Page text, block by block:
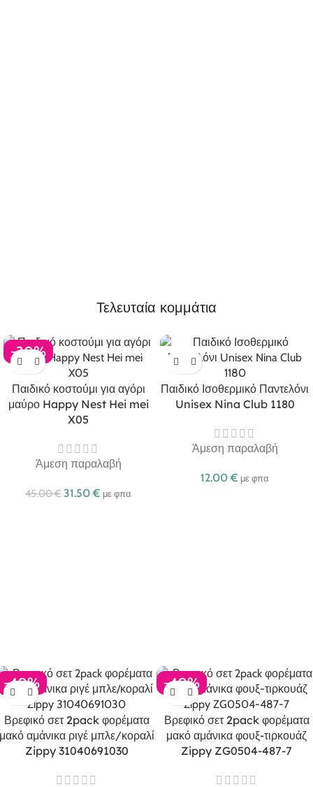
Τελευταία κομμάτια
-30%
Παιδικό κοστούμι για αγόρι
μαύρο Happy Nest Hei mei
X05
Άμεση παραλαβή
45.00€ 31.50 € με φπα
Παιδικό Ισοθερμικό Παντελόνι
Unisex Nina Club 1180
Άμεση παραλαβή
12.00 € με φπα
-40%
Βρεφικό σετ 2pack φορέματα
αμάνικα ριγέ μπλε/κοραλί
Zippy 31040691030
-40%
Βρεφικό σετ 2pack φορέματα
μακό αμάνικα φουξ-τιρκουάζ
Zippy ZG0504-487-7